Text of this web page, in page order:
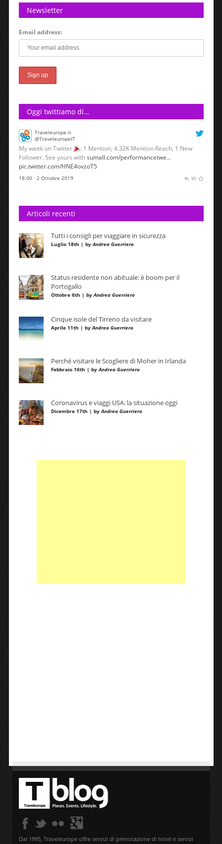
Newsletter
Email address:
Oggi twittiamo di…
Traveleurope.it
@TraveleuropeIT
My week on Twitter
: 1 Mention, 4.32K Mention Reach, 1 New
Follower. See yours withsumall.com/performancetwe…
pic.twitter.com/HNE4ovzoT5
18:00 · 2 Ottobre 2019
Articoli recenti
Tutti i consigli per viaggiare in sicurezza
Luglio 18th | byAndrea Guerriero
Status residente non abituale: è boom per il
Portogallo
Ottobre 6th | byAndrea Guerriero
Cinque isole del Tirreno da visitare
Aprile 11th | byAndrea Guerriero
Perché visitare le Scogliere di Moher in Irlanda
Febbraio 16th | byAndrea Guerriero
Coronavirus e viaggi USA: la situazione oggi
Dicembre 17th | byAndrea Guerriero
Dal 1995, Traveleurope offre servizi di prenotazione di hotel e servizi